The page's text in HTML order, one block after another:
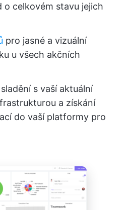
o celkovém stavu jejich
pro jasné a vizuální
u všech akčních
s vaší aktuální
a získání
do vaší platformy pro